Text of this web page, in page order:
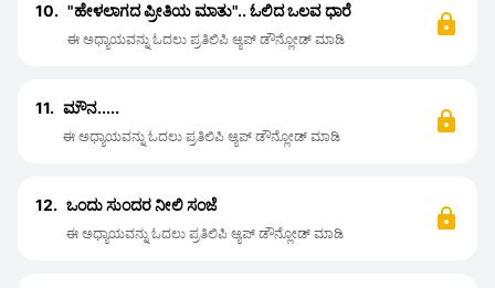
10. "ಹೇಳಲಾಗದ ಪ್ರೀತಿಯ ಮಾತು".. ಓಲಿದ ಒಲವ ಧಾರೆ
ಈ ಅಧ್ಯಾಯವನ್ನು ಓದಲು ಪ್ರತಿಲಿಪಿ ಆ್ಯಪ್ ಡೌನ್ಲೋಡ್ ಮಾಡಿ
11. ಮೌನ.....
ಈ ಅಧ್ಯಾಯವನ್ನು ಓದಲು ಪ್ರತಿಲಿಪಿ ಆ್ಯಪ್ ಡೌನ್ಲೋಡ್ ಮಾಡಿ
12. ಒಂದು ಸುಂದರ ನೀಲಿ ಸಂಜೆ
ಈ ಅಧ್ಯಾಯವನ್ನು ಓದಲು ಪ್ರತಿಲಿಪಿ ಆ್ಯಪ್ ಡೌನ್ಲೋಡ್ ಮಾಡಿ